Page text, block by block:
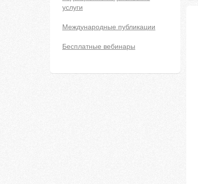
услуги
Международные публикации
Бесплатные вебинары